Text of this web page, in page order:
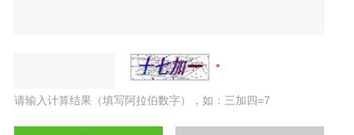
请输入计算结果（填写阿拉伯数字），如：三加四=7